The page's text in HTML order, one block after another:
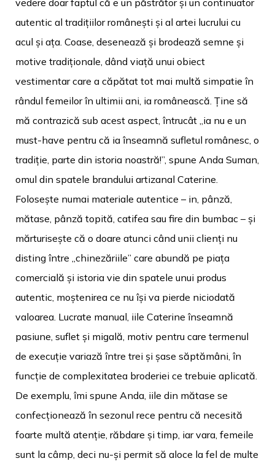
vedere doar faptul că e un păstrător și un continuator
autentic al tradițiilor românești și al artei lucrului cu
acul și ața. Coase, desenează și brodează semne și
motive tradiționale, dând viață unui obiect
vestimentar care a căpătat tot mai multă simpatie în
rândul femeilor în ultimii ani, ia românească. Ține să
mă contrazică sub acest aspect, întrucât „ia nu e un
must-have pentru că ia înseamnă sufletul românesc, o
tradiție, parte din istoria noastră!”, spune Anda Suman,
omul din spatele brandului artizanal Caterine.
Folosește numai materiale autentice – in, pânză,
mătase, pânză topită, catifea sau fire din bumbac – și
mărturisește că o doare atunci când unii clienți nu
disting între „chinezăriile” care abundă pe piața
comercială și istoria vie din spatele unui produs
autentic, moștenirea ce nu își va pierde niciodată
valoarea. Lucrate manual, iile Caterine înseamnă
pasiune, suflet și migală, motiv pentru care termenul
de execuție variază între trei și șase săptămâni, în
funcție de complexitatea broderiei ce trebuie aplicată.
De exemplu, îmi spune Anda, iile din mătase se
confecționează în sezonul rece pentru că necesită
foarte multă atenție, răbdare și timp, iar vara, femeile
sunt la câmp, deci nu-și permit să aloce la fel de multe